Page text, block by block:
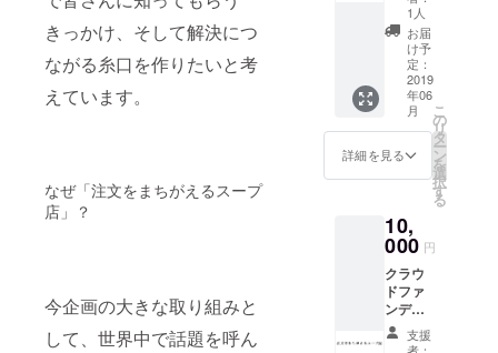
きっかけ、そして解決につ
ながる糸口を作りたいと考
えています。
なぜ「注文をまちがえるスープ
店」？
今企画の大きな取り組みと
して、世界中で話題を呼ん
を指し
ます。
おもい
ます。
規格外
品と
は、規
程の物
に満た
ないサ
イズ、
形して
いる、
少し傷
がつい
ている
など、
商品規
格に満
で主催
する
「注文
をまち
がえる
スープ
屋」の
スタッ
フだけ
が、貰
えるオ
ルTシャ
ツとピ
ンバッ
ジをお
送りい
たしま
す。
1人
お届
け予
定：
2019
年06
月
詳細を見る
こ
の
リ
タ
ー
ン
を
選
択
す
る
10,
000 円
クラウ
ドファ
ンディ
ング企
画の中
支援